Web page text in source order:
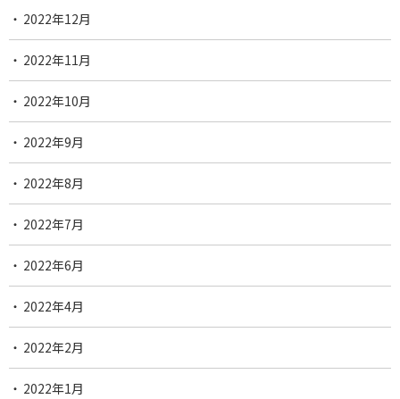
2022年12月
2022年11月
2022年10月
2022年9月
2022年8月
2022年7月
2022年6月
2022年4月
2022年2月
2022年1月